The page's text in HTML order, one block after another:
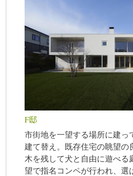
F邸
市街地を一望する場所に建っ
建て替え。既存住宅の眺望の
木を残して犬と自由に遊べる
望で指名コンペが行われ、選